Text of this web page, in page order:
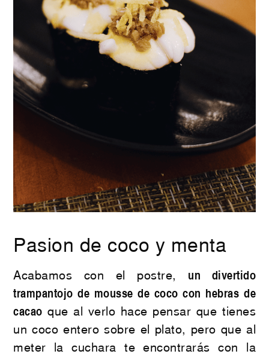
Pasion de coco y menta
Acabamos con el postre, un divertido
trampantojo de mousse de coco con hebras de
cacao que al verlo hace pensar que tienes
un coco entero sobre el plato, pero que al
meter la cuchara te encontrarás con la